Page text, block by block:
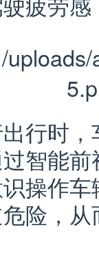
行时
智能
操作
险，